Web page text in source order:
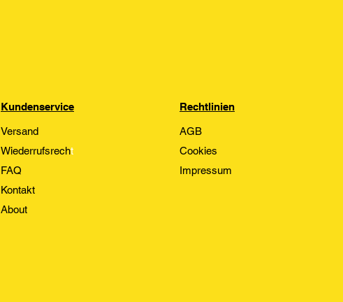
Kundenservice
Versand
Wiederrufsrecht
FAQ
Kontakt
About
Rechtlinien
AGB
Cookies
Impressum